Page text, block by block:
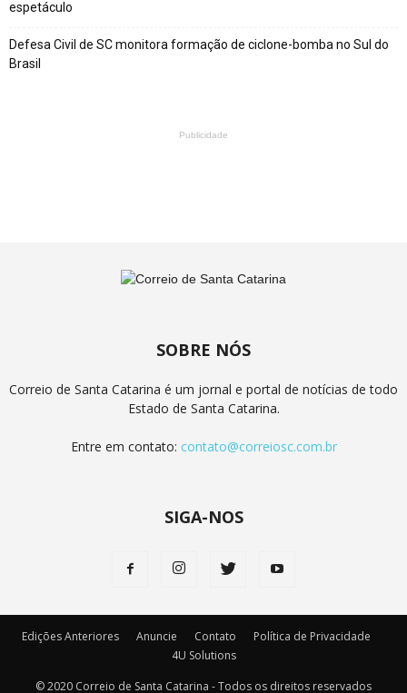
espetáculo
Defesa Civil de SC monitora formação de ciclone-bomba no Sul do
Brasil
Publicidade
SOBRE NÓS
Correio de Santa Catarina é um jornal e portal de notícias de todo
Estado de Santa Catarina.
Entre em contato: contato@correiosc.com.br
SIGA-NOS
Edições Anteriores Anuncie Contato
Política de Privacidade
4U Solutions
© 2020 Correio de Santa Catarina - Todos os direitos reservados